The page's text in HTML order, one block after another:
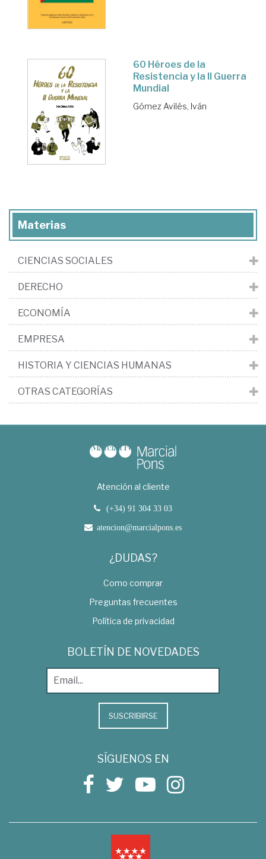
60 Héroes de la
Resistencia y la II Guerra
Mundial
Gómez Avilés, Iván
Materias
CIENCIAS SOCIALES
DERECHO
ECONOMÍA
EMPRESA
HISTORIA Y CIENCIAS HUMANAS
OTRAS CATEGORÍAS
Atención al cliente
(+34) 91 304 33 03
atencion@marcialpons.es
¿DUDAS?
Como comprar
Preguntas frecuentes
Política de privacidad
BOLETÍN DE NOVEDADES
SUSCRIBIRSE
SÍGUENOS EN